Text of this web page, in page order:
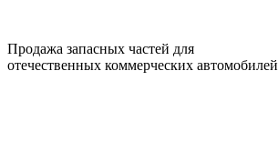
Продажа запасных частей для
отечественных коммерческих автомобилей